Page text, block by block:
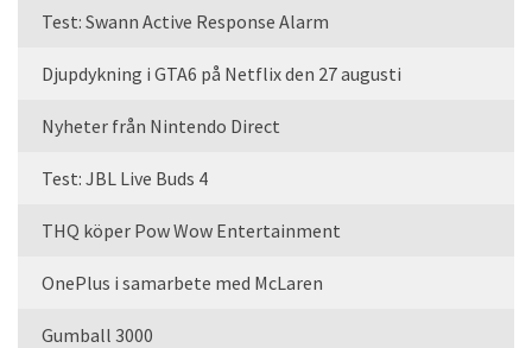
Test: Swann Active Response Alarm
Djupdykning i GTA6 på Netflix den 27 augusti
Nyheter från Nintendo Direct
Test: JBL Live Buds 4
THQ köper Pow Wow Entertainment
OnePlus i samarbete med McLaren
Gumball 3000